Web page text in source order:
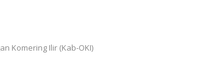
Komering Ilir (Kab-OKI)